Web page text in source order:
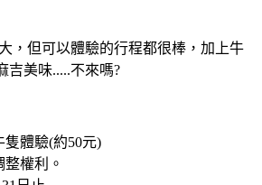
，但可以體驗的行程都很棒，加上牛
吉美味.....不來嗎?
隻體驗(約50元)
權利。